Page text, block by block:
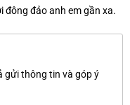
đông đảo anh em gần xa.
gửi thông tin và góp ý